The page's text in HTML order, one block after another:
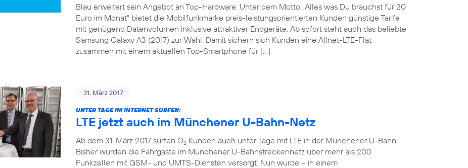
Blau erweitert sein Angebot an Top-Hardware: Unter dem Motto „Alles was Du brauchst für 20
Euro im Monat“ bietet die Mobilfunkmarke preis-leistungsorientierten Kunden günstige Tarife
mit genügend Datenvolumen inklusive attraktiver Endgeräte. Ab sofort steht auch das beliebte
Samsung Galaxy A3 (2017) zur Wahl. Damit sichern sich Kunden eine Allnet-LTE-Flat
zusammen mit einem aktuellen Top-Smartphone für […]
31. März 2017
UNTER TAGE IM INTERNET SURFEN:
LTE jetzt auch im Münchener U-Bahn-Netz
Ab dem 31. März 2017 surfen O2 Kunden auch unter Tage mit LTE in der Münchener U-Bahn.
Bisher wurden die Fahrgäste im Münchener U-Bahnstreckennetz über mehr als 200
Funkzellen mit GSM- und UMTS-Diensten versorgt. Nun wurde – in einem